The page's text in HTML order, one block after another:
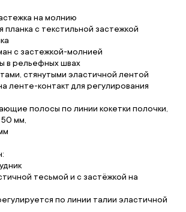
на молнию
планка с текстильной застежкой
с застежкой-молнией
в рельефных швах
стянутыми эластичной лентой
ленте-контакт для регулирования
полосы по линии кокетки полочки,
мм,
тесьмой и с застёжкой на
по линии талии эластичной